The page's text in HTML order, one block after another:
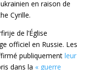
en raison de
Cyrille.
de l’Église
officiel en Russie. Les
publiquement leur
dans la « guerre